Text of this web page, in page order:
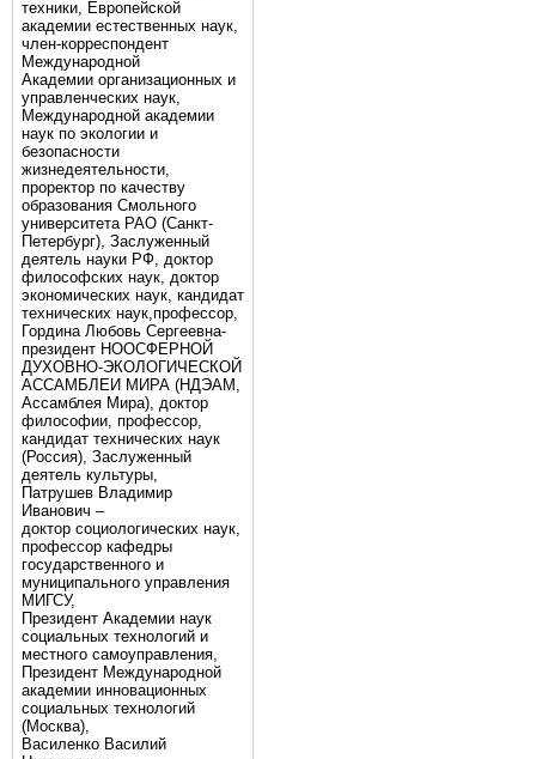
техники, Европейской
академии естественных наук,
член-корреспондент
Международной
Академии организационных и
управленческих наук,
Международной академии
наук по экологии и
безопасности
жизнедеятельности,
проректор по качеству
образования Смольного
университета РАО (Санкт-
Петербург), Заслуженный
деятель науки РФ, доктор
философских наук, доктор
экономических наук, кандидат
технических наук,профессор,
Гордина Любовь Сергеевна-
президент НООСФЕРНОЙ
ДУХОВНО-ЭКОЛОГИЧЕСКОЙ
АССАМБЛЕИ МИРА (НДЭАМ,
Ассамблея Мира), доктор
философии, профессор,
кандидат технических наук
(Россия), Заслуженный
деятель культуры,
Патрушев Владимир
Иванович –
доктор социологических наук,
профессор кафедры
государственного и
муниципального управления
МИГСУ,
Президент Академии наук
социальных технологий и
местного самоуправления,
Президент Международной
академии инновационных
социальных технологий
(Москва),
Василенко Василий